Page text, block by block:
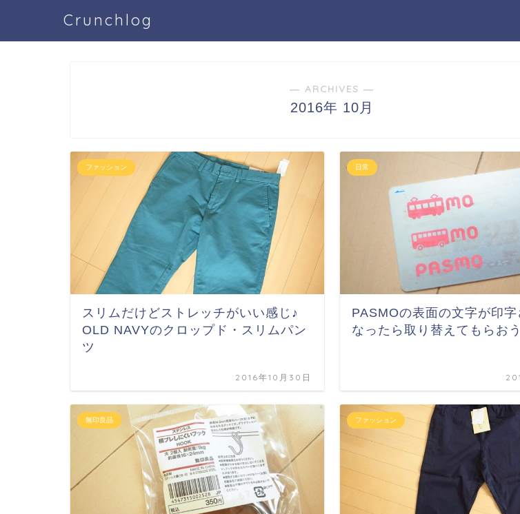
Crunchlog
― ARCHIVES ―
2016年 10月
ファッション
スリムだけどストレッチがいい感じ♪
OLD NAVYのクロップド・スリムパン
ツ
2016年10月30日
日常
PASMOの表面の文字が印字
なったら取り替えてもらおう
無印良品 ファッション